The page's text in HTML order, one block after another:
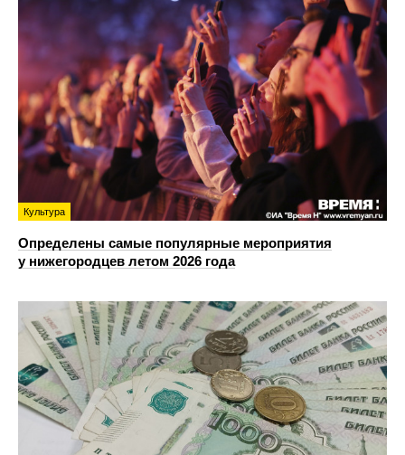
Культура
Определены самые популярные мероприятия
у нижегородцев летом 2026 года